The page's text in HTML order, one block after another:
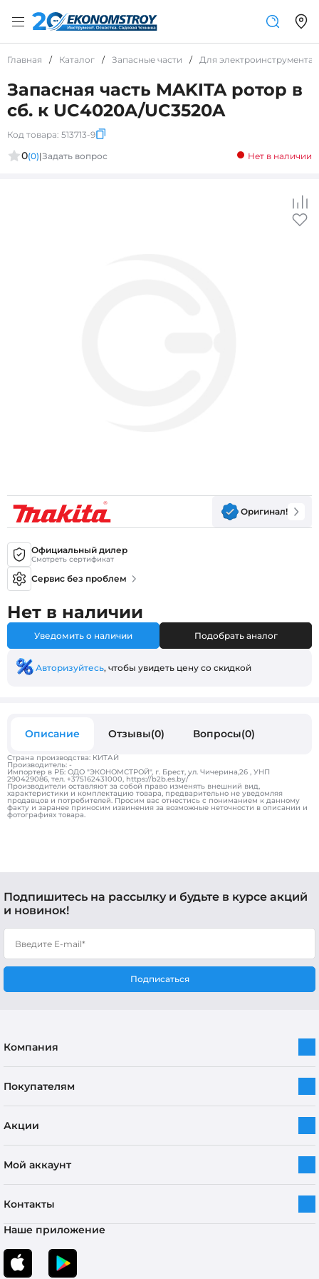
Главная / Каталог / Запасные части / Для электроинструмента
Запасная часть MAKITA ротор в
сб. к UC4020A/UC3520A
Код товара: 513713-9
0(0)|Задать вопрос Нет в наличии
Оригинал!
Официальный дилер
Смотреть сертификат
Сервис без проблем
Нет в наличии
Уведомить о наличии Подобрать аналог
Авторизуйтесь, чтобы увидеть цену со скидкой
Описание Отзывы(0) Вопросы(0)
Страна производства: КИТАЙ
Производитель: -
Импортер в РБ: ОДО "ЭКОНОМСТРОЙ", г. Брест, ул. Чичерина,26 , УНП
290429086, тел. +375162431000, https://b2b.es.by/
Производители оставляют за собой право изменять внешний вид,
характеристики и комплектацию товара, предварительно не уведомляя
продавцов и потребителей. Просим вас отнестись с пониманием к данному
факту и заранее приносим извинения за возможные неточности в описании и
фотографиях товара.
Подпишитесь на рассылку и будьте в курсе акций
и новинок!
Подписаться
Компания
Покупателям
Акции
Мой аккаунт
Контакты
Наше приложение